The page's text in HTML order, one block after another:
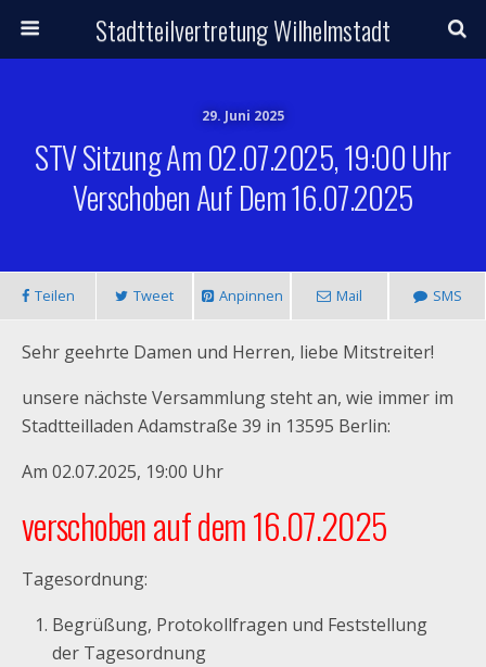
Stadtteilvertretung Wilhelmstadt
29. Juni 2025
STV Sitzung Am 02.07.2025, 19:00 Uhr
Verschoben Auf Dem 16.07.2025
Teilen Tweet Anpinnen Mail SMS
Sehr geehrte Damen und Herren, liebe Mitstreiter!
unsere nächste Versammlung steht an, wie immer im
Stadtteilladen Adamstraße 39 in 13595 Berlin:
Am 02.07.2025, 19:00 Uhr
verschoben auf dem 16.07.2025
Tagesordnung:
Begrüßung, Protokollfragen und Feststellung
der Tagesordnung